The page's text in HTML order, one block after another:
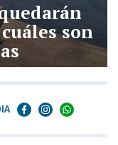
son